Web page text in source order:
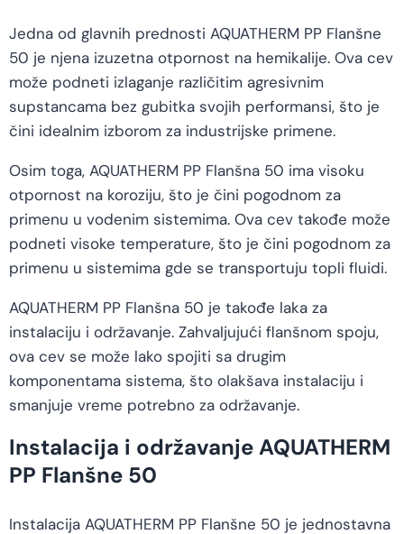
Jedna od glavnih prednosti AQUATHERM PP Flanšne
50 je njena izuzetna otpornost na hemikalije. Ova cev
može podneti izlaganje različitim agresivnim
supstancama bez gubitka svojih performansi, što je
čini idealnim izborom za industrijske primene.
Osim toga, AQUATHERM PP Flanšna 50 ima visoku
otpornost na koroziju, što je čini pogodnom za
primenu u vodenim sistemima. Ova cev takođe može
podneti visoke temperature, što je čini pogodnom za
primenu u sistemima gde se transportuju topli fluidi.
AQUATHERM PP Flanšna 50 je takođe laka za
instalaciju i održavanje. Zahvaljujući flanšnom spoju,
ova cev se može lako spojiti sa drugim
komponentama sistema, što olakšava instalaciju i
smanjuje vreme potrebno za održavanje.
Instalacija i održavanje AQUATHERM
PP Flanšne 50
Instalacija AQUATHERM PP Flanšne 50 je jednostavna